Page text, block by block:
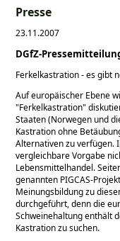
Presse
23.11.2007
DGfZ-
Ferkelkastration - es gibt
Auf europäischer Ebene
"Ferkelkastration"
Staaten (Norwegen und
Kastration ohne
Alternativen zu verfügen.
vergleichbare Vorgabe
Lebensmittelhandel.
genannten PIGCAS-
Meinungsbildung zu
durchgeführt, denn die
Schweinehaltung enthält
Kastration zu suchen.